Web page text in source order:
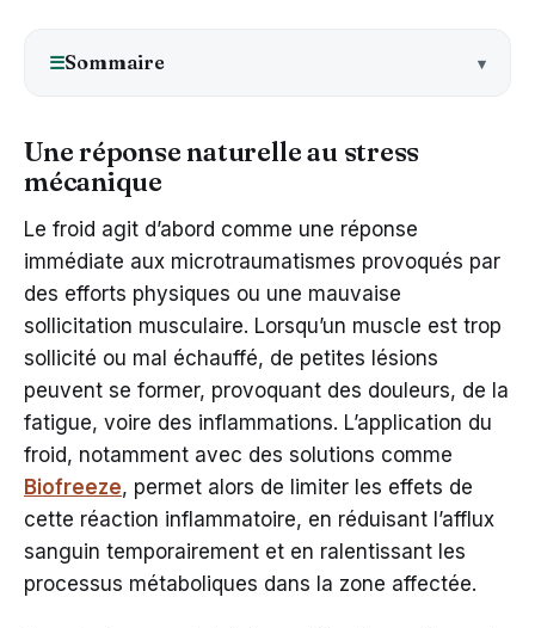
☰Sommaire
Une réponse naturelle au stress
mécanique
Le froid agit d’abord comme une réponse
immédiate aux microtraumatismes provoqués par
des efforts physiques ou une mauvaise
sollicitation musculaire. Lorsqu’un muscle est trop
sollicité ou mal échauffé, de petites lésions
peuvent se former, provoquant des douleurs, de la
fatigue, voire des inflammations. L’application du
froid, notamment avec des solutions comme
Biofreeze, permet alors de limiter les effets de
cette réaction inflammatoire, en réduisant l’afflux
sanguin temporairement et en ralentissant les
processus métaboliques dans la zone affectée.